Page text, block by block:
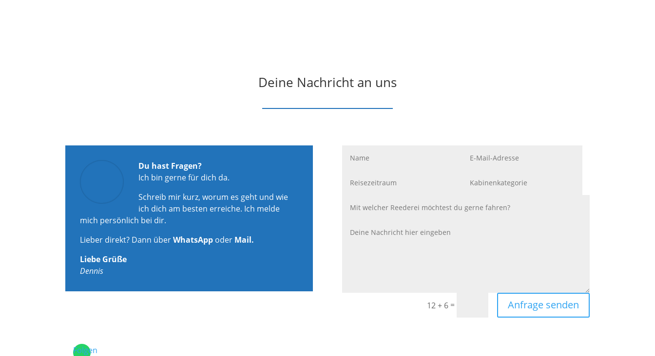
Deine Nachricht an uns
Du hast Fragen?
Ich bin gerne für dich da.
Schreib mir kurz, worum es geht und wie
ich dich am besten erreiche. Ich melde
mich persönlich bei dir.
Lieber direkt? Dann überWhatsApp oder Mail.
Liebe Grüße
Dennis
12 + 6= Anfrage senden
Folgen